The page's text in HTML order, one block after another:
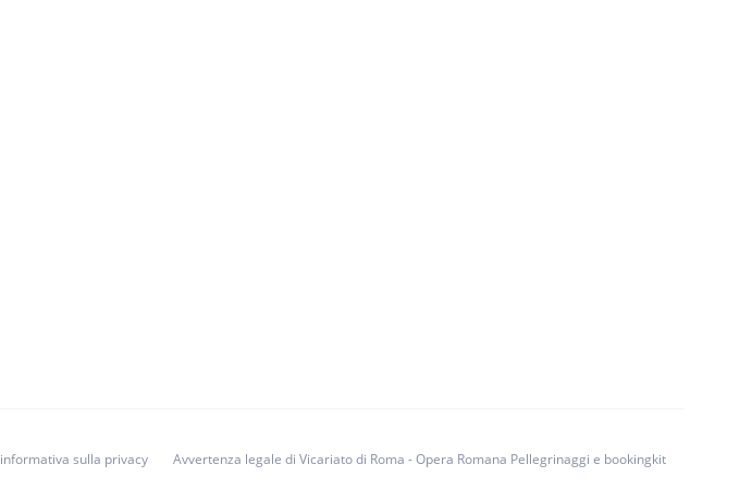
informativa sulla privacy Avvertenza legale di Vicariato di Roma - Opera Romana Pellegrinaggi e bookingkit